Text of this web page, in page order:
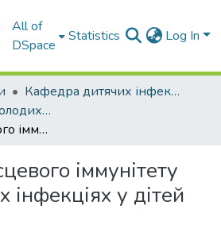
All of
DSpace
Statistics Log In
Кафедра дитячих інфекційних хвороб
Наукові роботи молодих дослідників. Кафедра дитячих інфекційних хвороб
Значення місцевого іммунітету при кишкових інфекціях у дітей
іммунітету
у дітей